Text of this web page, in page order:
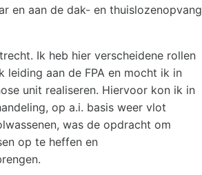
en aan de dak- en thuislozenopvang
Ik heb hier verscheidene rollen
leiding aan de FPA en mocht ik in
unit realiseren. Hiervoor kon ik in
op a.i. basis weer vlot
was de opdracht om
op te heffen en